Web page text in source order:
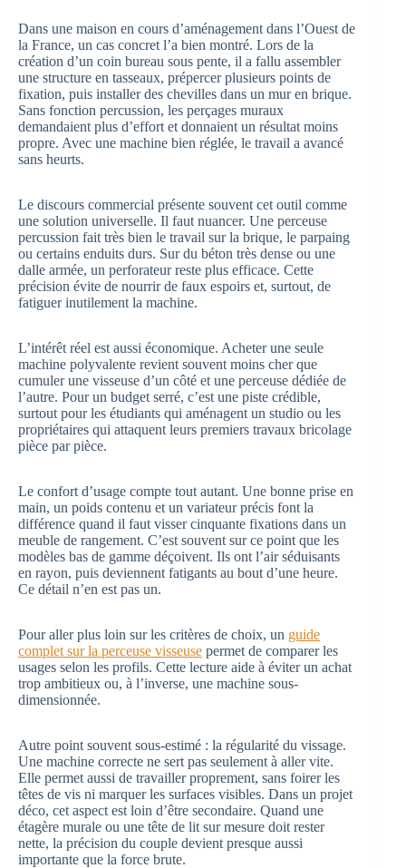
Dans une maison en cours d’aménagement dans l’Ouest de
la France, un cas concret l’a bien montré. Lors de la
création d’un coin bureau sous pente, il a fallu assembler
une structure en tasseaux, prépercer plusieurs points de
fixation, puis installer des chevilles dans un mur en brique.
Sans fonction percussion, les perçages muraux
demandaient plus d’effort et donnaient un résultat moins
propre. Avec une machine bien réglée, le travail a avancé
sans heurts.
Le discours commercial présente souvent cet outil comme
une solution universelle. Il faut nuancer. Une perceuse
percussion fait très bien le travail sur la brique, le parpaing
ou certains enduits durs. Sur du béton très dense ou une
dalle armée, un perforateur reste plus efficace. Cette
précision évite de nourrir de faux espoirs et, surtout, de
fatiguer inutilement la machine.
L’intérêt réel est aussi économique. Acheter une seule
machine polyvalente revient souvent moins cher que
cumuler une visseuse d’un côté et une perceuse dédiée de
l’autre. Pour un budget serré, c’est une piste crédible,
surtout pour les étudiants qui aménagent un studio ou les
propriétaires qui attaquent leurs premiers travaux bricolage
pièce par pièce.
Le confort d’usage compte tout autant. Une bonne prise en
main, un poids contenu et un variateur précis font la
différence quand il faut visser cinquante fixations dans un
meuble de rangement. C’est souvent sur ce point que les
modèles bas de gamme déçoivent. Ils ont l’air séduisants
en rayon, puis deviennent fatigants au bout d’une heure.
Ce détail n’en est pas un.
Pour aller plus loin sur les critères de choix, un guide
complet sur la perceuse visseuse permet de comparer les
usages selon les profils. Cette lecture aide à éviter un achat
trop ambitieux ou, à l’inverse, une machine sous-
dimensionnée.
Autre point souvent sous-estimé : la régularité du vissage.
Une machine correcte ne sert pas seulement à aller vite.
Elle permet aussi de travailler proprement, sans foirer les
têtes de vis ni marquer les surfaces visibles. Dans un projet
déco, cet aspect est loin d’être secondaire. Quand une
étagère murale ou une tête de lit sur mesure doit rester
nette, la précision du couple devient presque aussi
importante que la force brute.